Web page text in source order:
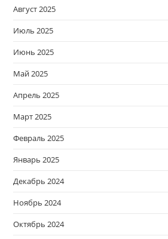
Август 2025
Июль 2025
Июнь 2025
Май 2025
Апрель 2025
Март 2025
Февраль 2025
Январь 2025
Декабрь 2024
Ноябрь 2024
Октябрь 2024